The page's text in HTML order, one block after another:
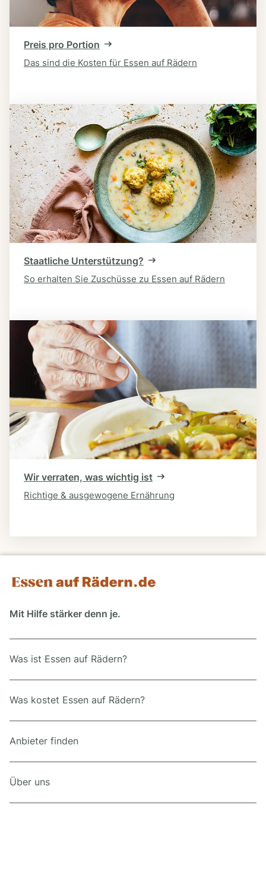
Preis pro Portion
Das sind die Kosten für Essen auf Rädern
Staatliche Unterstützung?
So erhalten Sie Zuschüsse zu Essen auf Rädern
Wir verraten, was wichtig ist
Richtige & ausgewogene Ernährung
Mit Hilfe stärker denn je.
Was ist Essen auf Rädern?
Was kostet Essen auf Rädern?
Anbieter finden
Über uns